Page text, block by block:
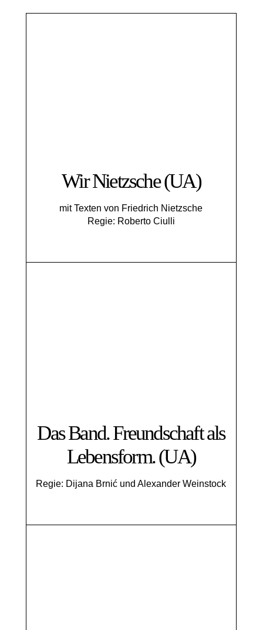
Wir Nietzsche (UA)
mit Texten von Friedrich Nietzsche
Regie: Roberto Ciulli
Das Band. Freundschaft als
Lebensform. (UA)
Regie: Dijana Brnić und Alexander Weinstock